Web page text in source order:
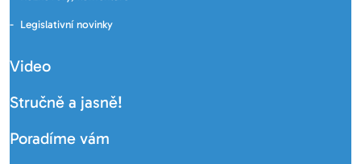
Legislativní novinky
Video
Stručně a jasně!
Poradíme vám